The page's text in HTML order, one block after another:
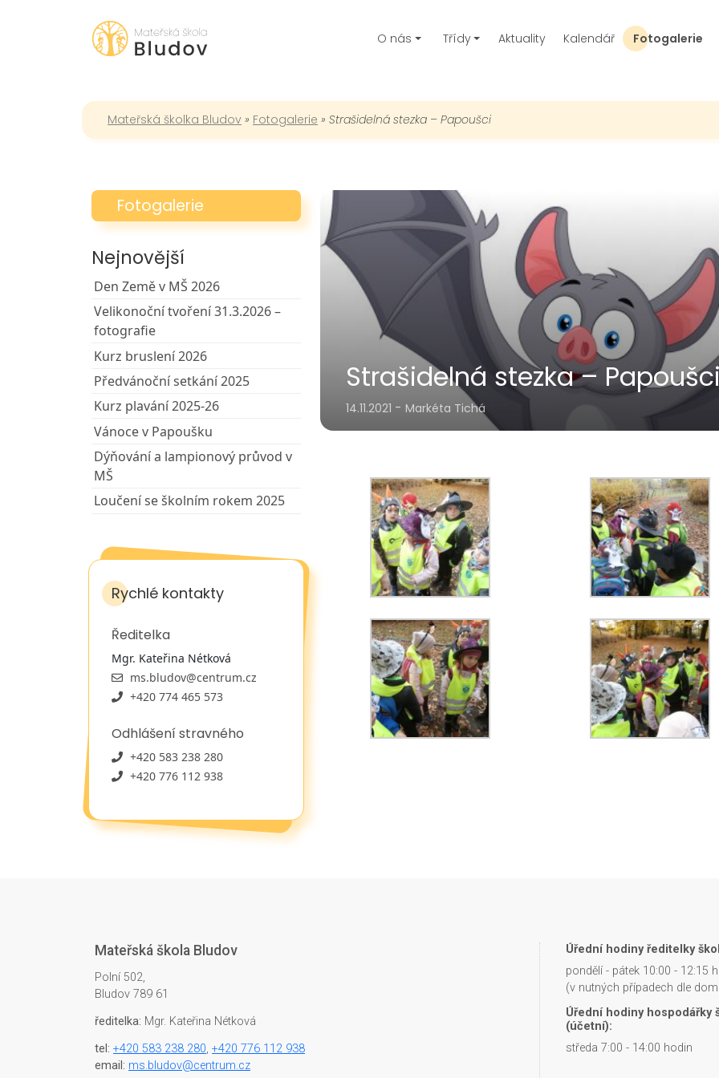
O nás Třídy Aktuality Kalendář Fotogalerie
Mateřská školka Bludov » Fotogalerie » Strašidelná stezka – Papoušci
Fotogalerie
Nejnovější
Den Země v MŠ 2026
Velikonoční tvoření 31.3.2026 –
fotografie
Kurz bruslení 2026
Předvánoční setkání 2025
Kurz plavání 2025-26
Vánoce v Papoušku
Dýňování a lampionový průvod v
MŠ
Loučení se školním rokem 2025
Rychlé kontakty
Ředitelka
Mgr. Kateřina Nétková
ms.bludov@centrum.cz
+420 774 465 573
Odhlášení stravného
+420 583 238 280
+420 776 112 938
Strašidelná stezka –
14.11.2021 - Markéta Tichá
Mateřská škola Bludov
Polní 502,
Bludov 789 61
ředitelka: Mgr. Kateřina Nétková
tel: +420 583 238 280, +420 776 112 938
email: ms.bludov@centrum.cz
Úřední hodiny ředitelky
pondělí - pátek 10:00 - 12:15
(v nutných případech dle
Úřední hodiny hospodářky
(účetní):
středa 7:00 - 14:00 hodin